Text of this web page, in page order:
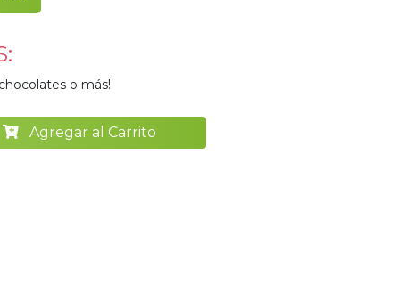
o más!
Agregar al Carrito